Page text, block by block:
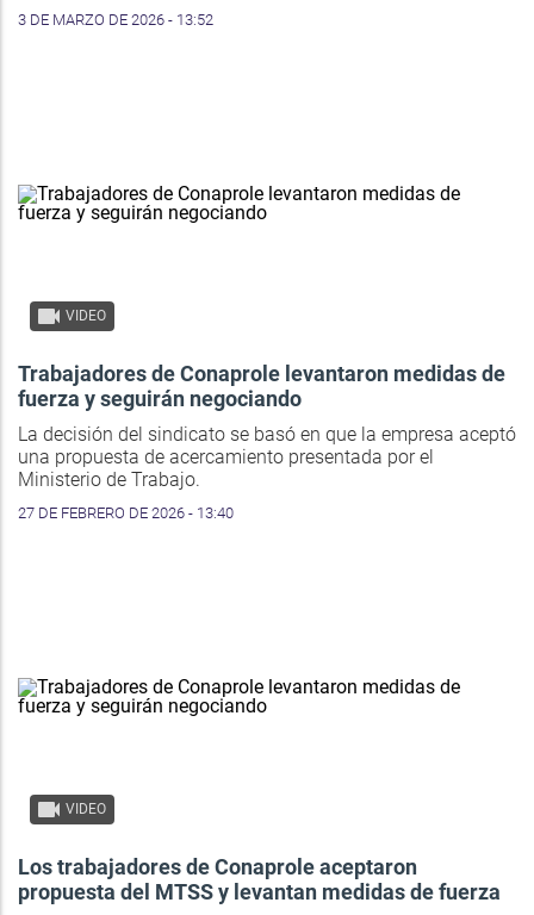
3 DE MARZO DE 2026 - 13:52
VIDEO
Trabajadores de Conaprole levantaron medidas de
fuerza y seguirán negociando
La decisión del sindicato se basó en que la empresa aceptó
una propuesta de acercamiento presentada por el
Ministerio de Trabajo.
27 DE FEBRERO DE 2026 - 13:40
VIDEO
Los trabajadores de Conaprole aceptaron
propuesta del MTSS y levantan medidas de fuerza